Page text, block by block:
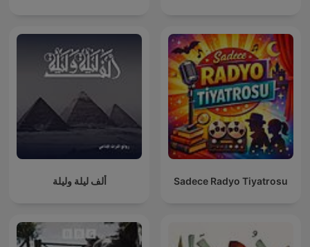
ألف ليلة وليلة Sadece Radyo Tiyatrosu